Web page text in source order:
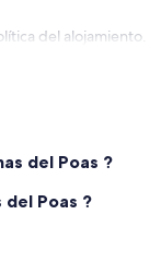
del alojamiento.
del Poas ?
del Poas ?